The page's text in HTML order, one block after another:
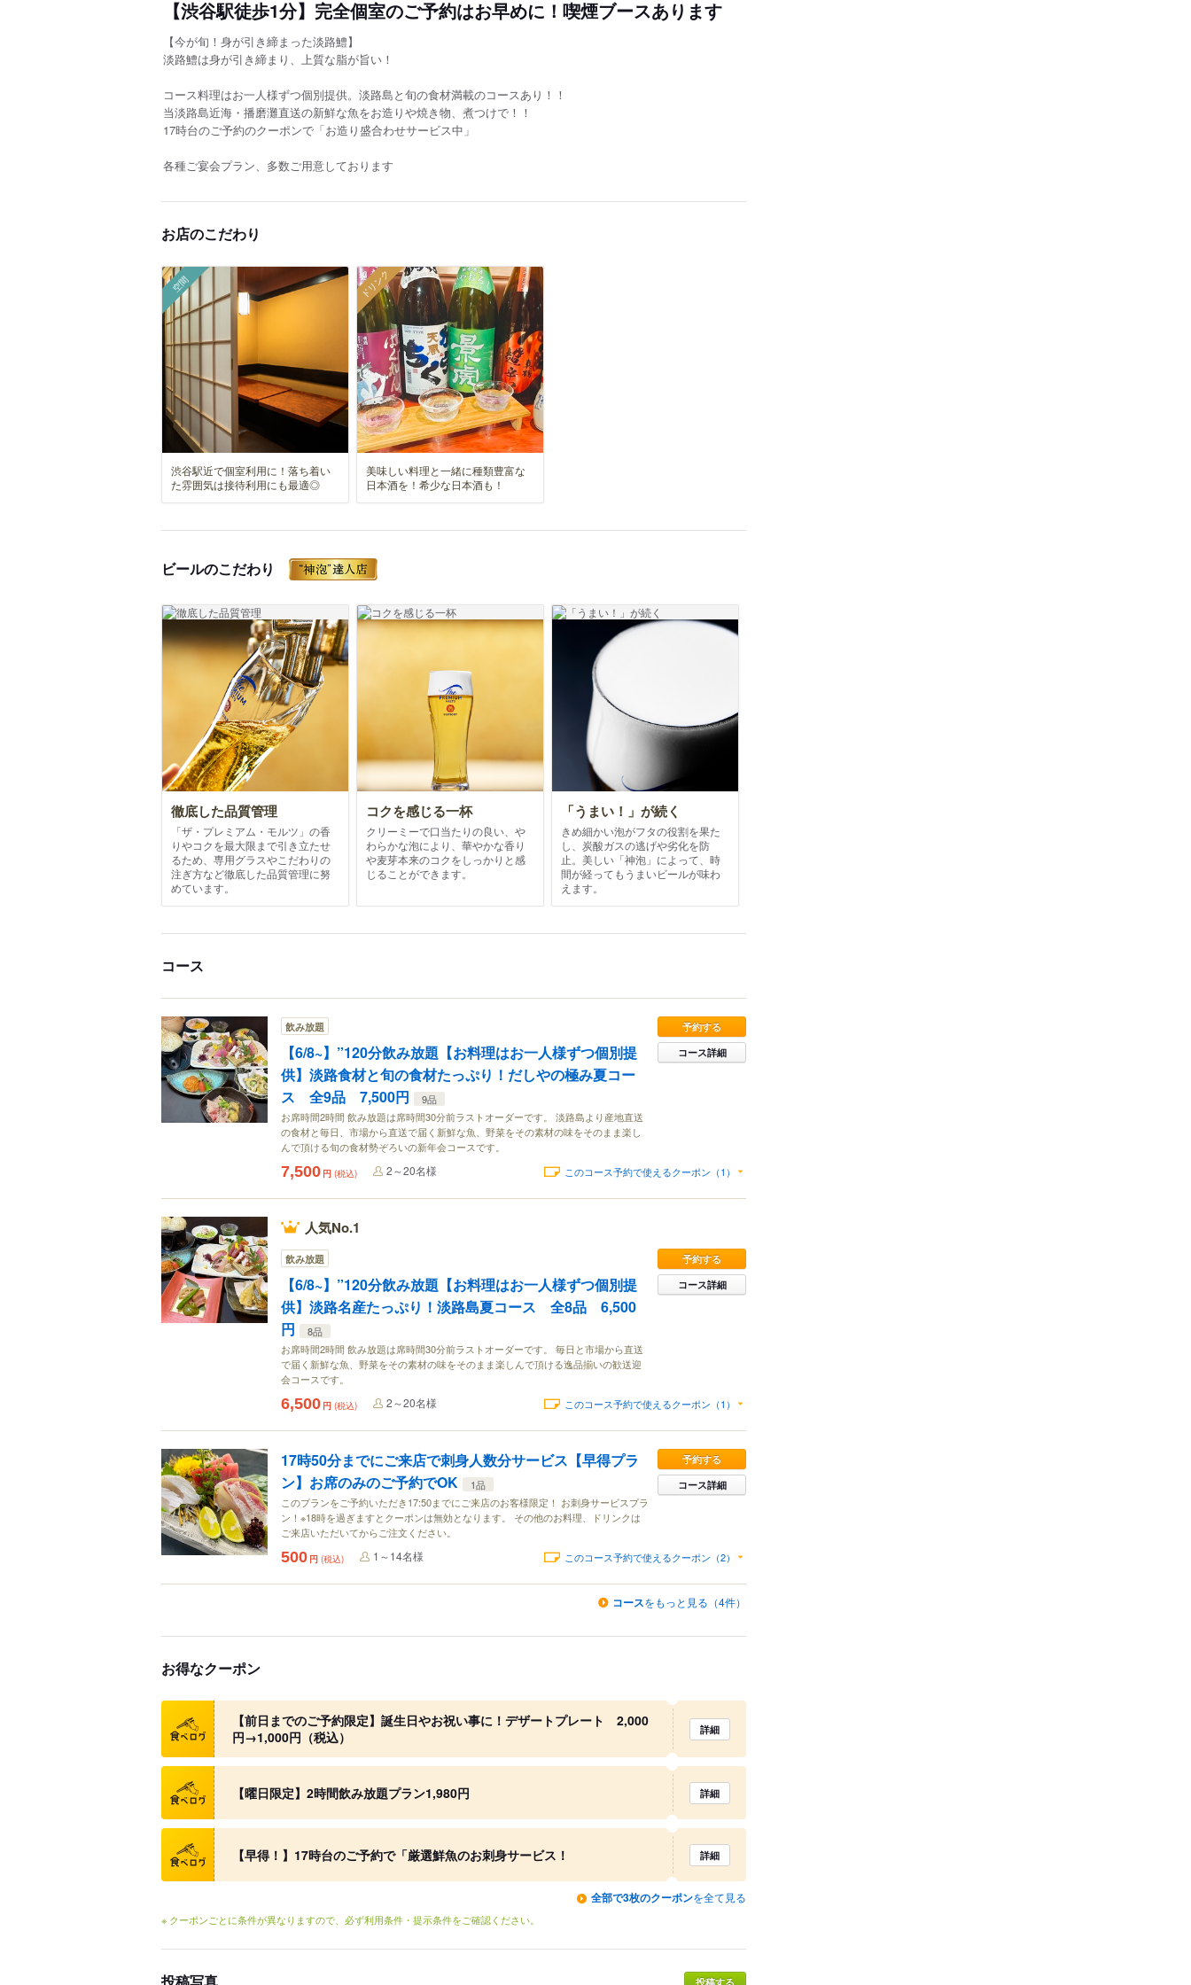
【渋谷駅徒歩1分】完全個室のご予約はお早めに！喫煙ブースあります
【今が旬！身が引き締まった淡路鱧】
淡路鱧は身が引き締まり、上質な脂が旨い！
コース料理はお一人様ずつ個別提供。淡路島と旬の食材満載のコースあり！！
当淡路島近海・播磨灘直送の新鮮な魚をお造りや焼き物、煮つけで！！
17時台のご予約のクーポンで「お造り盛合わせサービス中」
各種ご宴会プラン、多数ご用意しております
お店のこだわり
空間
渋谷駅近で個室利用に！落ち着い
た雰囲気は接待利用にも最適◎
ドリンク
美味しい料理と一緒に種類豊富な
日本酒を！希少な日本酒も！
ビールのこだわり
徹底した品質管理
「ザ・プレミアム・モルツ」の香
りやコクを最大限まで引き立たせ
るため、専用グラスやこだわりの
注ぎ方など徹底した品質管理に努
めています。
コクを感じる一杯
クリーミーで口当たりの良い、や
わらかな泡により、華やかな香り
や麦芽本来のコクをしっかりと感
じることができます。
「うまい！」が続く
きめ細かい泡がフタの役割を果た
し、炭酸ガスの逃げや劣化を防
止。美しい「神泡」によって、時
間が経ってもうまいビールが味わ
えます。
コース
飲み放題
【6/8~】”120分飲み放題【お料理はお一人様ずつ個別提
供】淡路食材と旬の食材たっぷり！だしやの極み夏コー
ス 全9品 7,500円
9品
お席時間2時間 飲み放題は席時間30分前ラストオーダーです。 淡路島より産地直送
の食材と毎日、市場から直送で届く新鮮な魚、野菜をその素材の味をそのまま楽し
んで頂ける旬の食材勢ぞろいの新年会コースです。
予約する
コース詳細
7,500 円 (税込) 2～20名様 このコース予約で使えるクーポン（1）
人気No.1
飲み放題
【6/8~】”120分飲み放題【お料理はお一人様ずつ個別提
供】淡路名産たっぷり！淡路島夏コース 全8品 6,500
円
8品
お席時間2時間 飲み放題は席時間30分前ラストオーダーです。 毎日と市場から直送
で届く新鮮な魚、野菜をその素材の味をそのまま楽しんで頂ける逸品揃いの歓送迎
会コースです。
予約する
コース詳細
6,500 円 (税込) 2～20名様 このコース予約で使えるクーポン（1）
17時50分までにご来店で刺身人数分サービス【早得プラ
ン】お席のみのご予約でOK
1品
このプランをご予約いただき17:50までにご来店のお客様限定！ お刺身サービスプラ
ン！※18時を過ぎますとクーポンは無効となります。 その他のお料理、ドリンクは
ご来店いただいてからご注文ください。
予約する
コース詳細
500 円 (税込) 1～14名様 このコース予約で使えるクーポン（2）
コースをもっと見る（4件）
お得なクーポン
クーポン
【前日までのご予約限定】誕生日やお祝い事に！デザートプレート 2,000
円→1,000円（税込）
詳細
クーポン
【曜日限定】2時間飲み放題プラン1,980円 詳細
クーポン
【早得！】17時台のご予約で「厳選鮮魚のお刺身サービス！ 詳細
全部で3枚のクーポンを全て見る
※ クーポンごとに条件が異なりますので、必ず利用条件・提示条件をご確認ください。
投稿する